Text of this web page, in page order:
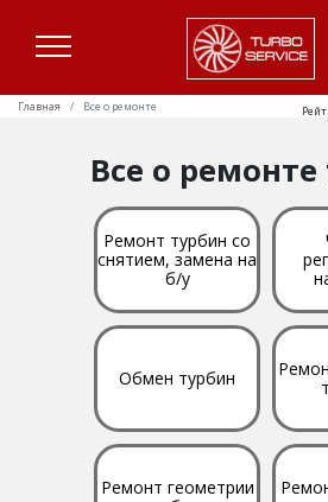
Главная Все о ремонте
Все о ремонте
Ремонт турбин со
снятием, замена на
б/у
Обмен турбин
Ремонт геометрии